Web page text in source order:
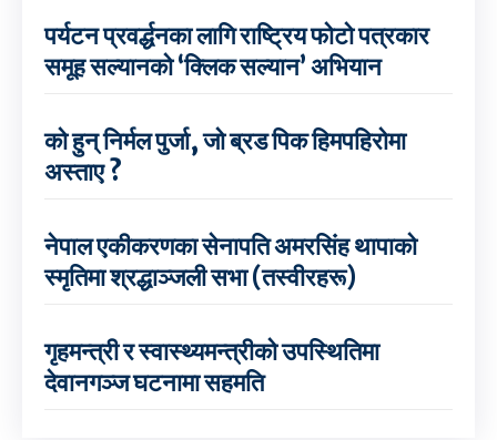
पर्यटन प्रवर्द्धनका लागि राष्ट्रिय फोटो पत्रकार
समूह सल्यानको ‘क्लिक सल्यान’ अभियान
को हुन् निर्मल पुर्जा, जो ब्रड पिक हिमपहिरोमा
अस्ताए ?
नेपाल एकीकरणका सेनापति अमरसिंह थापाको
स्मृतिमा श्रद्धाञ्जली सभा (तस्वीरहरू)
गृहमन्त्री र स्वास्थ्यमन्त्रीको उपस्थितिमा
देवानगञ्ज घटनामा सहमति